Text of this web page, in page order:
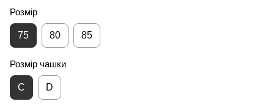
Розмір
75 80 85
Розмір чашки
С D